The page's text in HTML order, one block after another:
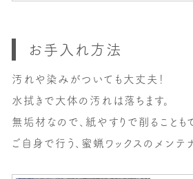
お手入れ方法
汚れや染みがついても大丈夫！
水拭きで大体の汚れは落ちます。
無垢材なので、紙やすりで削ることもで
ご自身で行う、蜜蝋ワックスのメンテ